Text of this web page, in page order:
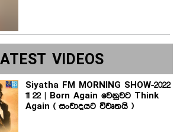
VIDEOS
Siyatha FM MORNING SHOW-2022
11 22 | Born Again වෙනුවට Think
Again ( සංවාදයට විවෘතයි )